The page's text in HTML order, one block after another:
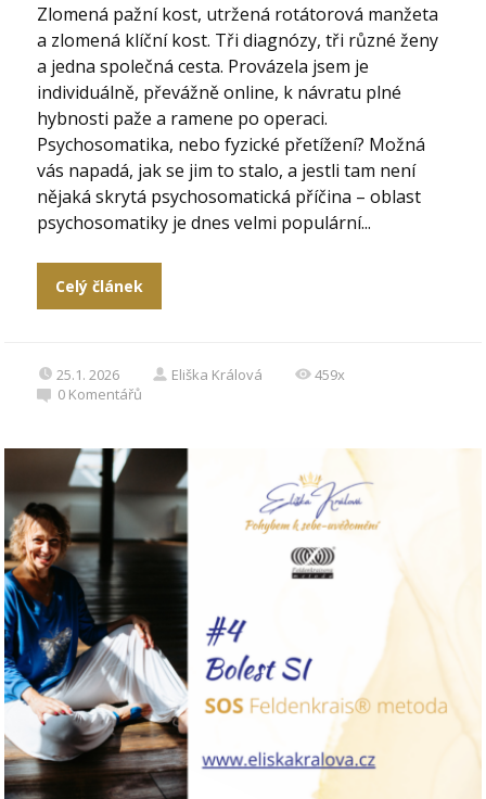
Zlomená pažní kost, utržená rotátorová manžeta
a zlomená klíční kost. Tři diagnózy, tři různé ženy
a jedna společná cesta. Provázela jsem je
individuálně, převážně online, k návratu plné
hybnosti paže a ramene po operaci.
Psychosomatika, nebo fyzické přetížení? Možná
vás napadá, jak se jim to stalo, a jestli tam není
nějaká skrytá psychosomatická příčina – oblast
psychosomatiky je dnes velmi populární...
Celý článek
25.1. 2026 Eliška Králová
459x
0 Komentářů